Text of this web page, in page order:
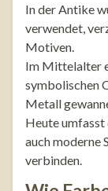
In der Antike
verwendet,
Motiven.
Im Mittelalter
symbolischen
Metall
Heute
auch moderne
verbinden.